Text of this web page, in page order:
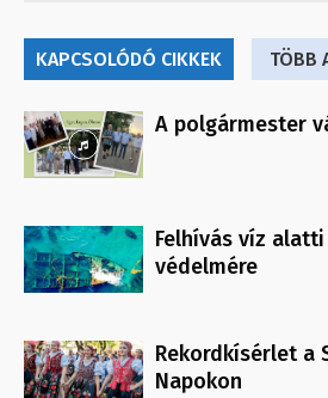
KAPCSOLÓDÓ CIKKEK TÖBB
A polgármester
Felhívás víz
védelmére
Rekordkísérlet a
Napokon